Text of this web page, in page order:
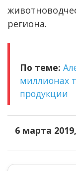
региона.
По теме:
миллионах
продукции
6 марта